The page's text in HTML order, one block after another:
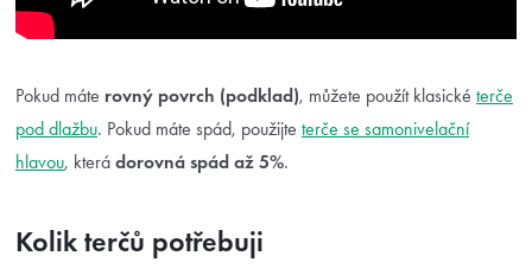
Pokud máte rovný povrch (podklad), můžete použít klasické terče
pod dlažbu. Pokud máte spád, použijte terče se samonivelační
hlavou, která dorovná spád až 5%.
Kolik terčů potřebuji